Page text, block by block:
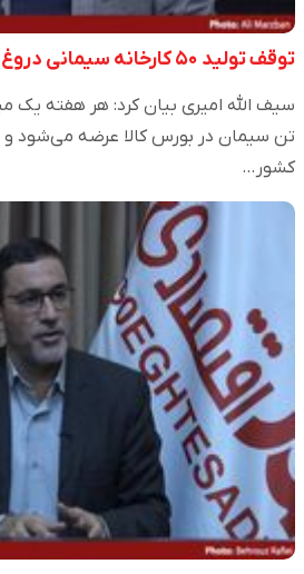
توقف تولید ۵۰ کارخانه سیمانی دروغ محض است
تن سیمان در بورس کالا عرضه می‌شود
کشور…